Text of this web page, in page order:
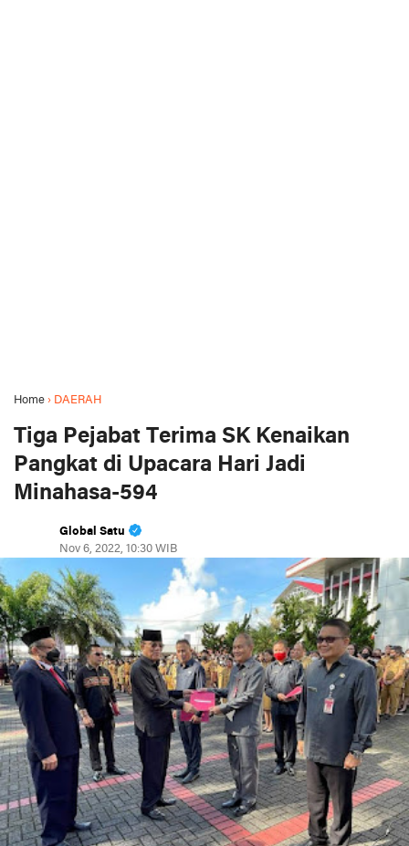
Home › DAERAH
Tiga Pejabat Terima SK Kenaikan
Pangkat di Upacara Hari Jadi
Minahasa-594
Global Satu
Nov 6, 2022, 10:30 WIB